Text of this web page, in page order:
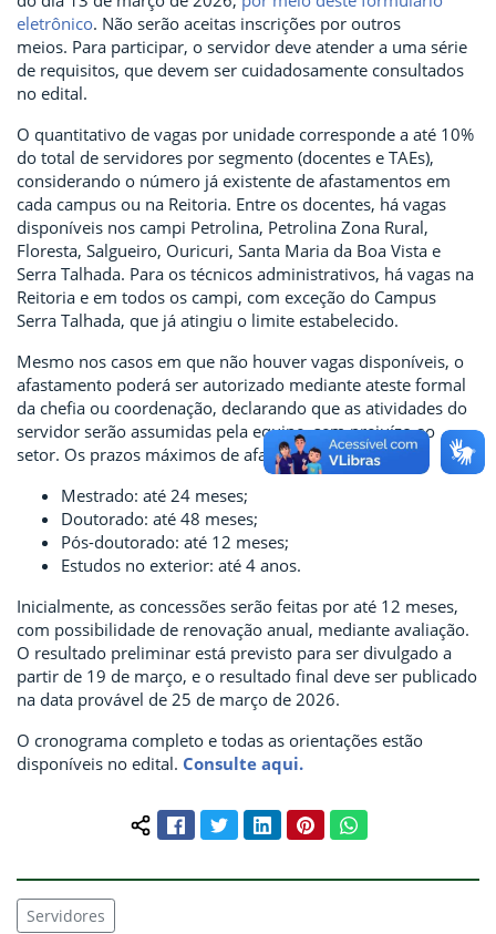
eletrônico. Não serão aceitas inscrições por outros
meios. Para participar, o servidor deve atender a uma série
de requisitos, que devem ser cuidadosamente consultados
no edital.
O quantitativo de vagas por unidade corresponde a até 10%
do total de servidores por segmento (docentes e TAEs),
considerando o número já existente de afastamentos em
cada campus ou na Reitoria. Entre os docentes, há vagas
disponíveis nos campi Petrolina, Petrolina Zona Rural,
Floresta, Salgueiro, Ouricuri, Santa Maria da Boa Vista e
Serra Talhada. Para os técnicos administrativos, há vagas na
Reitoria e em todos os campi, com exceção do Campus
Serra Talhada, que já atingiu o limite estabelecido.
Mesmo nos casos em que não houver vagas disponíveis, o
afastamento poderá ser autorizado mediante ateste formal
da chefia ou coordenação, declarando que as atividades do
servidor serão assumidas pela equipe, sem prejuízo ao
setor. Os prazos máximos de afastamento são:
Mestrado: até 24 meses;
Doutorado: até 48 meses;
Pós-doutorado: até 12 meses;
Estudos no exterior: até 4 anos.
Inicialmente, as concessões serão feitas por até 12 meses,
com possibilidade de renovação anual, mediante avaliação.
O resultado preliminar está previsto para ser divulgado a
partir de 19 de março, e o resultado final deve ser publicado
na data provável de 25 de março de 2026.
O cronograma completo e todas as orientações estão
disponíveis no edital. Consulte aqui.
Compartilhar conteúdo:
FacebookTwitterLinkedInPinterestWhatsApp
Servidores